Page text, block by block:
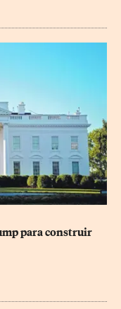
para construir